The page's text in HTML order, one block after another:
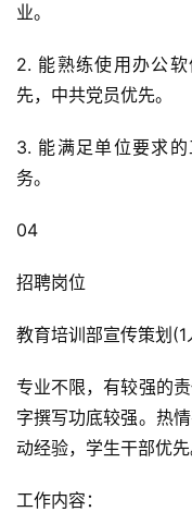
业。
2. 能熟练使用办公
先，中共党员优先。
3. 能满足单位要求
务。
04
招聘岗位
教育培训部宣传策划(1
专业不限，有较强的
字撰写功底较强。热
动经验，学生干部优先
工作内容：